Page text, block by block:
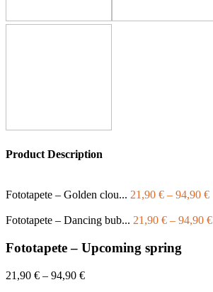
Product Description
Fototapete – Golden clou... 21,90 € – 94,90 €
Fototapete – Dancing bub... 21,90 € – 94,90 €
Fototapete – Upcoming spring
21,90 € – 94,90 €